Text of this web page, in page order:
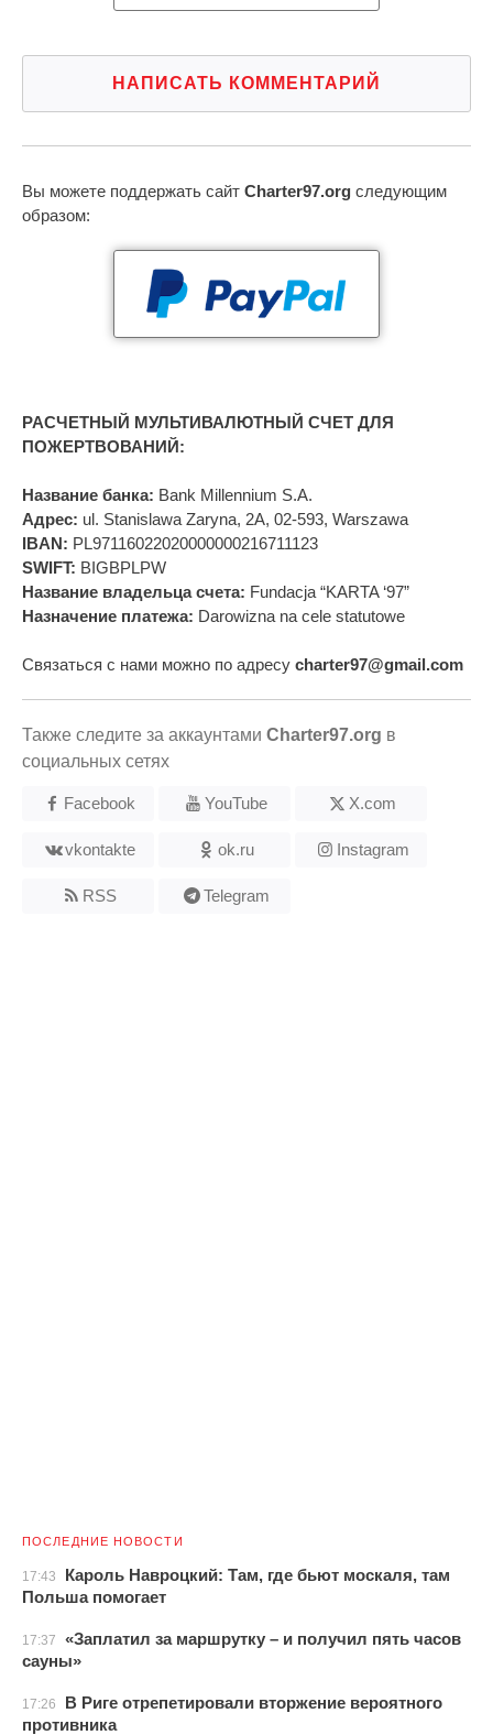
НАПИСАТЬ КОММЕНТАРИЙ
Вы можете поддержать сайт Charter97.org следующим
образом:
РАСЧЕТНЫЙ МУЛЬТИВАЛЮТНЫЙ СЧЕТ ДЛЯ
ПОЖЕРТВОВАНИЙ:
Название банка: Bank Millennium S.A.
Адрес: ul. Stanislawa Zaryna, 2A, 02-593, Warszawa
IBAN: PL97116022020000000216711123
SWIFT: BIGBPLPW
Название владельца счета: Fundacja “KARTA ‘97”
Назначение платежа: Darowizna na cele statutowe
Связаться с нами можно по адресу charter97@gmail.com
Также следите за аккаунтами Charter97.org в
социальных сетях
Facebook YouTube X.com
vkontakte ok.ru Instagram
RSS Telegram
ПОСЛЕДНИЕ НОВОСТИ
17:43
Кароль Навроцкий: Там, где бьют москаля, там
Польша помогает
17:37
«Заплатил за маршрутку – и получил пять часов
сауны»
17:26
В Риге отрепетировали вторжение вероятного
противника